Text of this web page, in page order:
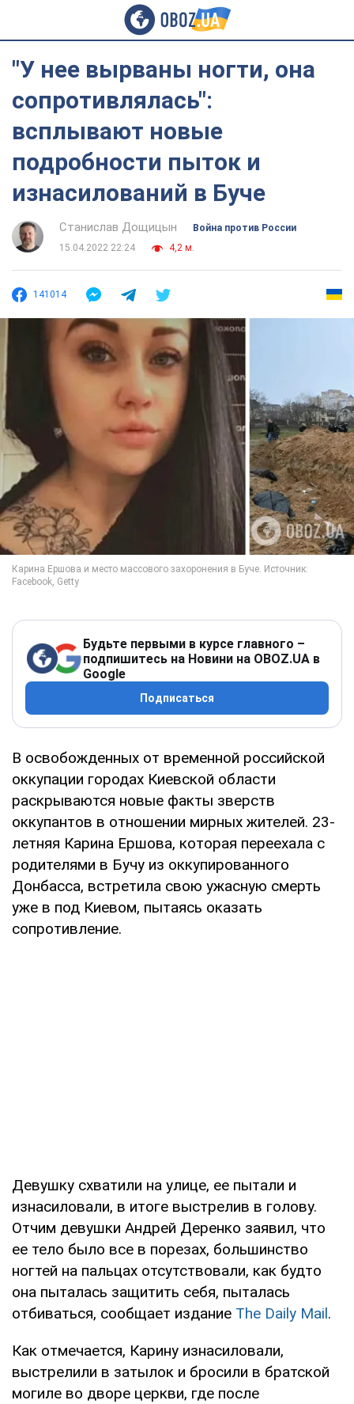
"У нее вырваны ногти, она
сопротивлялась":
всплывают новые
подробности пыток и
изнасилований в Буче
Станислав Дощицын
Война против России
15.04.2022 22:24
4,2 м.
141014
Будьте первыми в курсе главного –
подпишитесь на Новини на OBOZ.UA в
Google
Подписаться
В освобожденных от временной российской
оккупации городах Киевской области
раскрываются новые факты зверств
оккупантов в отношении мирных жителей. 23-
летняя Карина Ершова, которая переехала с
родителями в Бучу из оккупированного
Донбасса, встретила свою ужасную смерть
уже в под Киевом, пытаясь оказать
сопротивление.
Девушку схватили на улице, ее пытали и
изнасиловали, в итоге выстрелив в голову.
Отчим девушки Андрей Деренко заявил, что
ее тело было все в порезах, большинство
ногтей на пальцах отсутствовали, как будто
она пыталась защитить себя, пыталась
отбиваться, сообщает издание The Daily Mail.
Как отмечается, Карину изнасиловали,
выстрелили в затылок и бросили в братской
могиле во дворе церкви, где после